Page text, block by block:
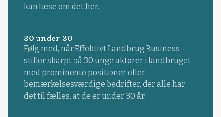
kan læse om det her.
30 under 30
Følg med, når Effektivt Landbrug Business
stiller skarpt på 30 unge aktører i landbruget
med prominente positioner eller
bemærkelsesværdige bedrifter, der alle har
det til fælles, at de er under 30 år.